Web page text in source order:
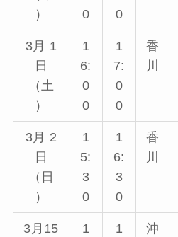
）
0
0
3月 1
日
（土
）
1
6:
0
0
1
7:
0
0
香
川
3月 2
日
（日
）
1
5:
3
0
1
6:
3
0
香
川
3月15
1
1
沖